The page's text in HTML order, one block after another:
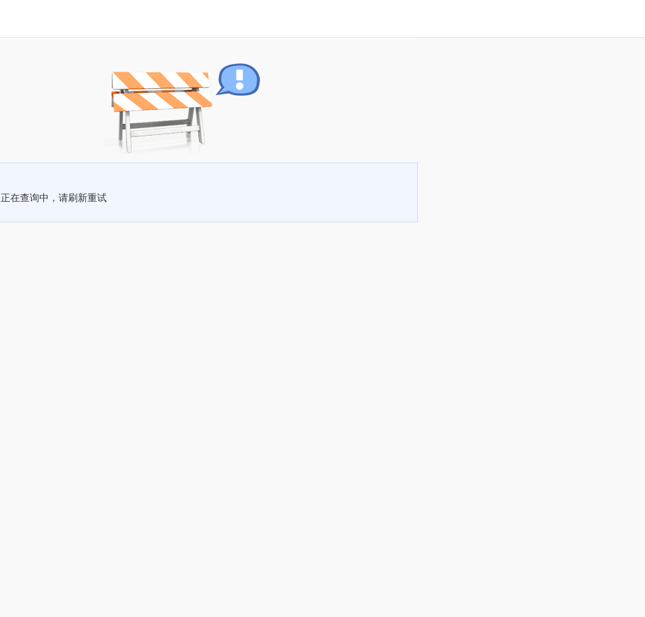
正在查询中，请刷新重试